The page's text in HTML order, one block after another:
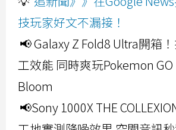
技玩家好文不漏接！
📢 Galaxy Z Fold8 Ultra開箱
工效能 同時爽玩Pokemon
Bloom
📢Sony 1000X THE